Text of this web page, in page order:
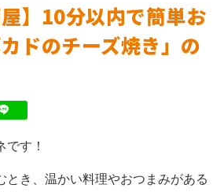
ス
ス
屋】10分以内で簡単お
ドのチーズ焼き」の
です！
とき、温かい料理やおつまみがある